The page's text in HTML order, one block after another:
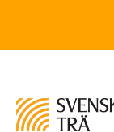
Miljöeffekter
LCA